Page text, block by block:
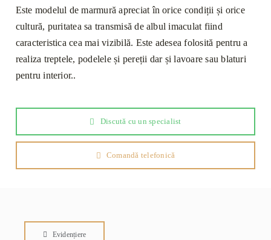
Este modelul de marmură apreciat în orice condiții și orice
cultură, puritatea sa transmisă de albul imaculat fiind
caracteristica cea mai vizibilă. Este adesea folosită pentru a
realiza treptele, podelele și pereții dar și lavoare sau blaturi
pentru interior..
Discută cu un specialist
Comandă telefonică
Evidențiere